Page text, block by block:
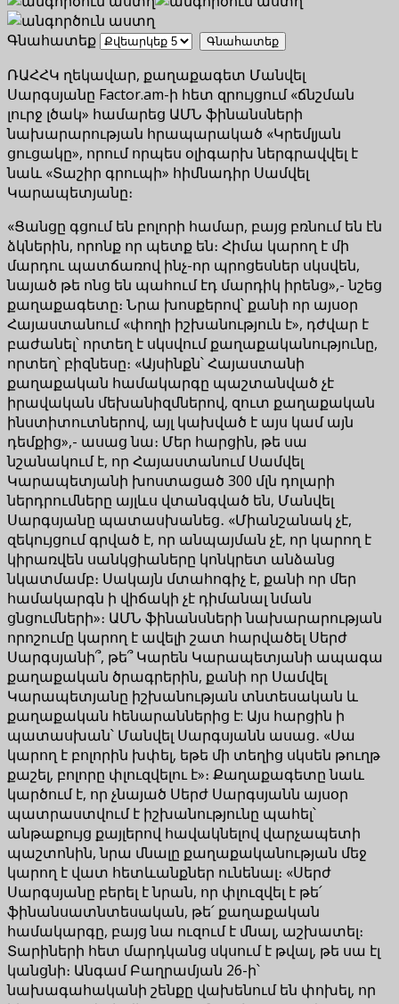
Գնահատեք
ՌԱՀՀԿ ղեկավար, քաղաքագետ Մանվել
Սարգսյանը Factor.am-ի հետ զրույցում «ճնշման
լուրջ լծակ» համարեց ԱՄՆ ֆինանսների
նախարարության հրապարակած «Կրեմլյան
ցուցակը», որում որպես օլիգարխ ներգրավվել է
նաև «Տաշիր գրուպի» հիմնադիր Սամվել
Կարապետյանը։
«Ցանցը գցում են բոլորի համար, բայց բռնում են էն
ձկներին, որոնք որ պետք են։ Հիմա կարող է մի
մարդու պատճառով ինչ-որ պրոցեսներ սկսվեն,
նայած թե ոնց են պահում էդ մարդիկ իրենց»,- նշեց
քաղաքագետը։ Նրա խոսքերով՝ քանի որ այսօր
Հայաստանում «փողի իշխանություն է», դժվար է
բաժանել՝ որտեղ է սկսվում քաղաքականությունը,
որտեղ՝ բիզնեսը։ «Այսինքն՝ Հայաստանի
քաղաքական համակարգը պաշտանված չէ
իրավական մեխանիզմներով, զուտ քաղաքական
ինստիտուտներով, այլ կախված է այս կամ այն
դեմքից»,- ասաց նա։ Մեր հարցին, թե սա
նշանակում է, որ Հայաստանում Սամվել
Կարապետյանի խոստացած 300 մլն դոլարի
ներդրումները այլևս վտանգված են, Մանվել
Սարգսյանը պատասխանեց․ «Միանշանակ չէ,
զեկույցում գրված է, որ անպայման չէ, որ կարող է
կիրառվեն սանկցիաները կոնկրետ անձանց
նկատմամբ։ Սակայն մտահոգիչ է, քանի որ մեր
համակարգն ի վիճակի չէ դիմանալ նման
ցնցումների»։ ԱՄՆ ֆինանսների նախարարության
որոշումը կարող է ավելի շատ հարվածել Սերժ
Սարգսյանի՞, թե՞ Կարեն Կարապետյանի ապագա
քաղաքական ծրագրերին, քանի որ Սամվել
Կարապետյանը իշխանության տնտեսական և
քաղաքական հենարաններից է: Այս հարցին ի
պատասխան՝ Մանվել Սարգսյանն ասաց․ «Սա
կարող է բոլորին խփել, եթե մի տեղից սկսեն թուղթ
քաշել, բոլորը փլուզվելու է»։ Քաղաքագետը նաև
կարծում է, որ չնայած Սերժ Սարգսյանն այսօր
պատրաստվում է իշխանությունը պահել՝
անթաքույց քայլերով հավակնելով վարչապետի
պաշտոնին, նրա մնալը քաղաքականության մեջ
կարող է վատ հետևանքներ ունենալ։ «Սերժ
Սարգսյանը բերել է նրան, որ փլուզվել է թե՛
ֆինանսատնտեսական, թե՛ քաղաքական
համակարգը, բայց նա ուզում է մնալ, աշխատել։
Տարիների հետ մարդկանց սկսում է թվալ, թե սա էլ
կանցնի։ Անգամ Բաղրամյան 26-ի՝
նախագահականի շենքը վախենում են փոխել, որ